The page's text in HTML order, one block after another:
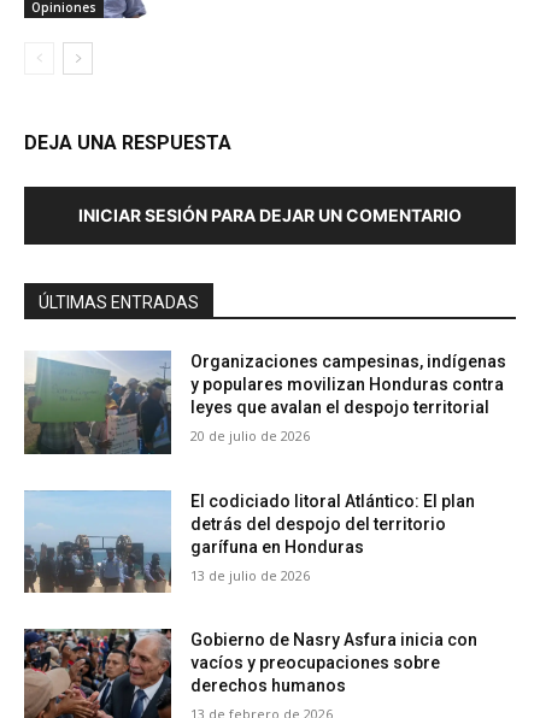
Opiniones
DEJA UNA RESPUESTA
INICIAR SESIÓN PARA DEJAR UN COMENTARIO
ÚLTIMAS ENTRADAS
Organizaciones campesinas, indígenas
y populares movilizan Honduras contra
leyes que avalan el despojo territorial
20 de julio de 2026
El codiciado litoral Atlántico: El plan
detrás del despojo del territorio
garífuna en Honduras
13 de julio de 2026
Gobierno de Nasry Asfura inicia con
vacíos y preocupaciones sobre
derechos humanos
13 de febrero de 2026